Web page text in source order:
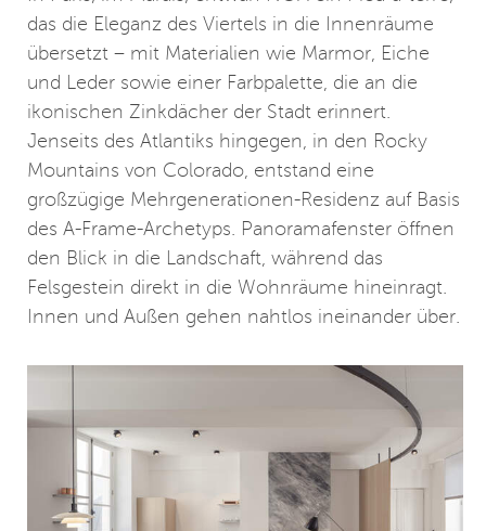
das die Eleganz des Viertels in die Innenräume
übersetzt – mit Materialien wie Marmor, Eiche
und Leder sowie einer Farbpalette, die an die
ikonischen Zinkdächer der Stadt erinnert.
Jenseits des Atlantiks hingegen, in den Rocky
Mountains von Colorado, entstand eine
großzügige Mehrgenerationen-Residenz auf Basis
des A-Frame-Archetyps. Panoramafenster öffnen
den Blick in die Landschaft, während das
Felsgestein direkt in die Wohnräume hineinragt.
Innen und Außen gehen nahtlos ineinander über.